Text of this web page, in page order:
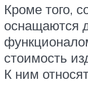
Кроме того,
оснащаются
стоимость
К ним